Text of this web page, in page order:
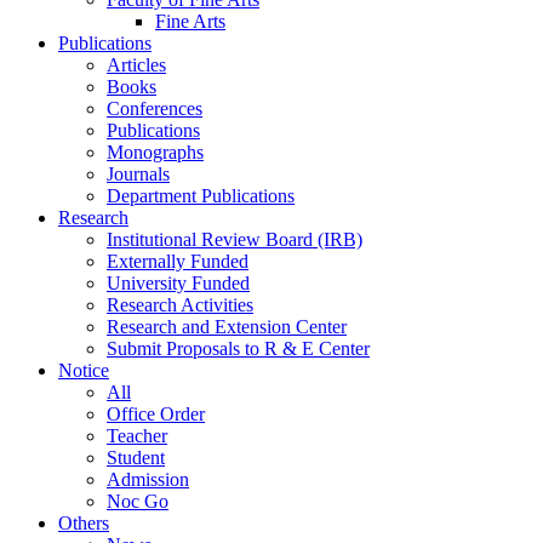
Fine Arts
Publications
Articles
Books
Conferences
Publications
Monographs
Journals
Department Publications
Research
Institutional Review Board (IRB)
Externally Funded
University Funded
Research Activities
Research and Extension Center
Submit Proposals to R & E Center
Notice
All
Office Order
Teacher
Student
Admission
Noc Go
Others